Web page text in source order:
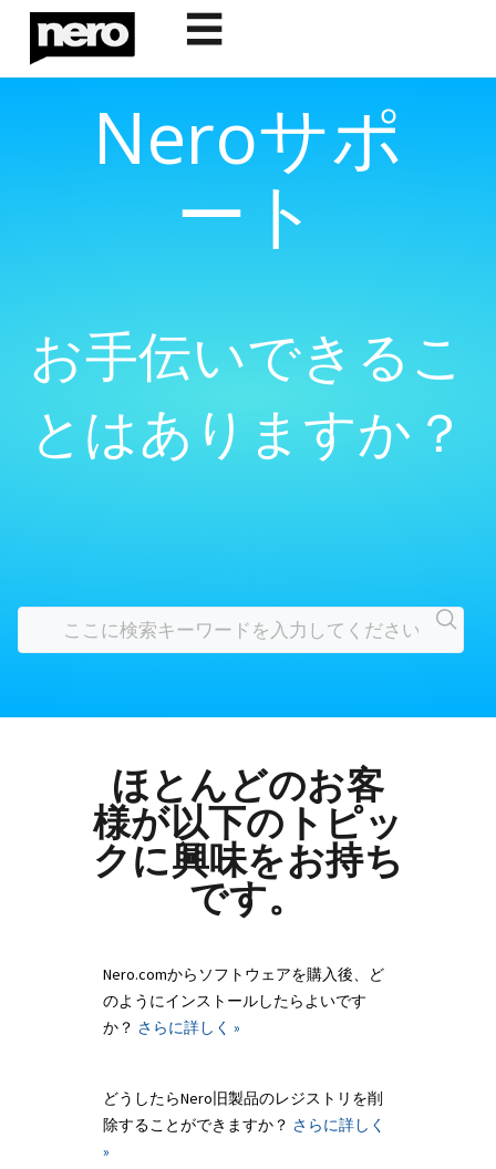
☰
Neroサポ
ート
お手伝いできるこ
とはありますか？
ほとんどのお客
様が以下のトピッ
クに興味をお持ち
です。
Nero.comからソフトウェアを購入後、ど
のようにインストールしたらよいです
か？ さらに詳しく »
どうしたらNero旧製品のレジストリを削
除することができますか？ さらに詳しく
»